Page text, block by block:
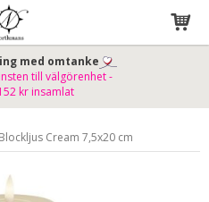
tillagd i varukorgen
med omtanke
till välgörenhet -
kr insamlat
Cream 7,5x20 cm